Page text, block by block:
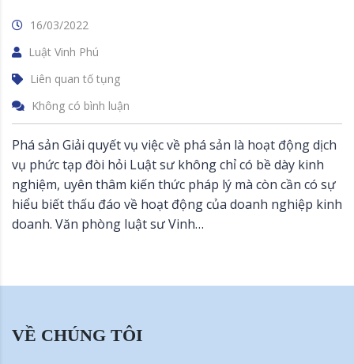
16/03/2022
Luật Vinh Phú
Liên quan tố tụng
Không có bình luận
Phá sản Giải quyết vụ việc về phá sản là hoạt động dịch
vụ phức tạp đòi hỏi Luật sư không chỉ có bề dày kinh
nghiệm, uyên thâm kiến thức pháp lý mà còn cần có sự
hiểu biết thấu đáo về hoạt động của doanh nghiệp kinh
doanh. Văn phòng luật sư Vinh…
VỀ CHÚNG TÔI